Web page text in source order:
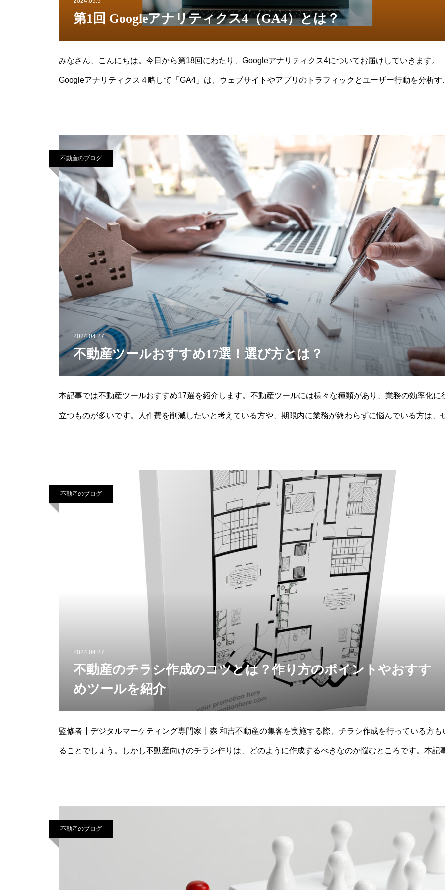
第1回 Googleアナリティクス4（GA4）とは？
みなさん、こんにちは。今日から第18回にわたり、Googleアナリティクス4についてお届けしていきます。
Googleアナリティクス４略して「GA4」は、ウェブサイトやアプリのトラフィックとユーザー行動を分析す
不動産のブログ
2024.04.27
不動産ツールおすすめ17選！選び方とは？
本記事では不動産ツールおすすめ17選を紹介します。不動産ツールには様々な種類があり、業務の効率化に
立つものが多いです。人件費を削減したいと考えている方や、期限内に業務が終わらずに悩んでいる方は、
不動産のブログ
2024.04.27
不動産のチラシ作成のコツとは？作り方のポイントやおすす
めツールを紹介
監修者┃デジタルマーケティング専門家┃森 和吉不動産の集客を実施する際、チラシ作成を行っている方も
ることでしょう。しかし不動産向けのチラシ作りは、どのように作成するべきなのか悩むところです。本記
不動産のブログ